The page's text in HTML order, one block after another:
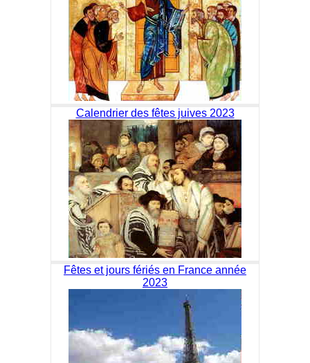
Calendrier des fêtes juives 2023
Fêtes et jours fériés en France année
2023